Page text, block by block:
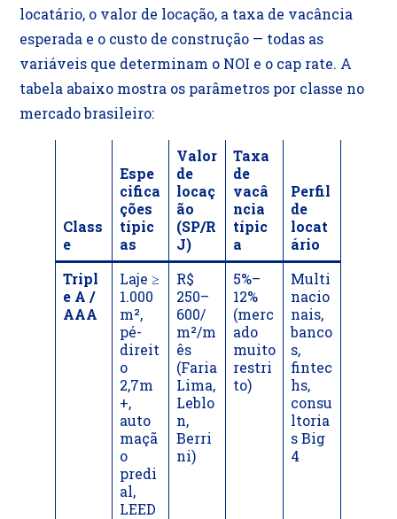
locatário, o valor de locação, a taxa de vacância
esperada e o custo de construção — todas as
variáveis que determinam o NOI e o cap rate. A
tabela abaixo mostra os parâmetros por classe no
mercado brasileiro:
Class
e
Espe
cifica
ções
típic
as
Valor
de
locaç
ão
(SP/R
J)
Taxa
de
vacâ
ncia
típic
a
Perfil
de
locat
ário
Tripl
e A /
AAA
Laje ≥
1.000
m²,
pé-
direit
o
2,7m
+,
auto
maçã
o
predi
al,
LEED
R$
250–
600/
m²/m
ês
(Faria
Lima,
Leblo
n,
Berri
ni)
5%–
12%
(merc
ado
muito
restri
to)
Multi
nacio
nais,
banco
s,
fintec
hs,
consu
ltoria
s Big
4